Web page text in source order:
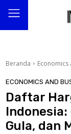
Beranda Economics
ECONOMICS AND
Daftar
Indonesia:
Gula, dan